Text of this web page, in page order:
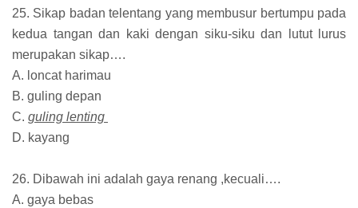
25. Sikap badan telentang yang membusur bertumpu pada
kedua tangan dan kaki dengan siku-siku dan lutut lurus
merupakan sikap….
A. loncat harimau
B. guling depan
C. guling lenting
D. kayang
26. Dibawah ini adalah gaya renang ,kecuali….
A. gaya bebas